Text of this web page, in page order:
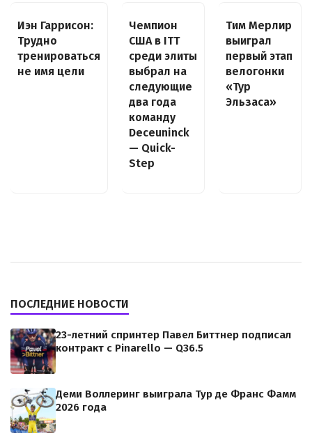
Иэн Гаррисон:
Трудно
тренироваться
не имя цели
Чемпион
США в ITT
среди элиты
выбрал на
следующие
два года
команду
Deceuninck
— Quick-
Step
Тим Мерлир
выиграл
первый этап
велогонки
«Тур
Эльзаса»
ПОСЛЕДНИЕ НОВОСТИ
23-летний спринтер Павел Биттнер подписал
контракт с Pinarello — Q36.5
Деми Воллеринг выиграла Тур де Франс Фамм
2026 года